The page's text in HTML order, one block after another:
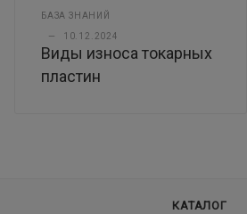
БАЗА ЗНАНИЙ
— 10.12.2024
Виды износа токарных
пластин
КАТАЛОГ